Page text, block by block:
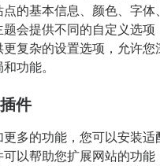
的基本信息、颜色、字体
题会提供不同的自定义选项
更复杂的设置选项，允许您
功能。
件
更多的功能，您可以安装适
可以帮助您扩展网站的功能